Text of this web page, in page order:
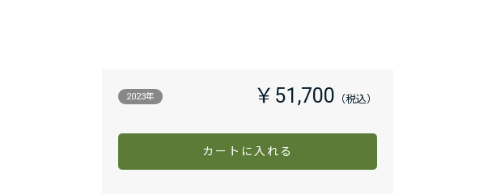
2023年 ￥51,700
カートに入れる